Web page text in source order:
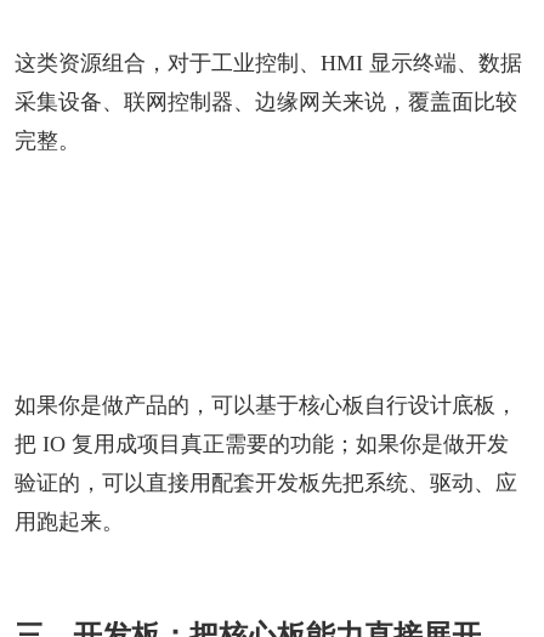
这类资源组合，对于工业控制、HMI 显示终端、数据
采集设备、联网控制器、边缘网关来说，覆盖面比较
完整。
如果你是做产品的，可以基于核心板自行设计底板，
把 IO 复用成项目真正需要的功能；如果你是做开发
验证的，可以直接用配套开发板先把系统、驱动、应
用跑起来。